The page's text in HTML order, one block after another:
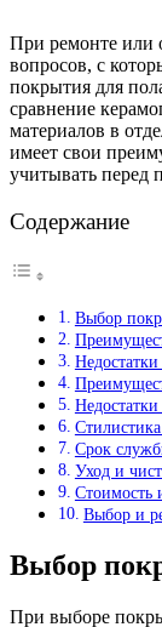
При ремонте или
вопросов, с
покрытия для
сравнение
материалов в
имеет свои
учитывать перед
Содержание
Выбор
Срок
Уход и
Стоимость
Выбор и
Выбор
При выборе